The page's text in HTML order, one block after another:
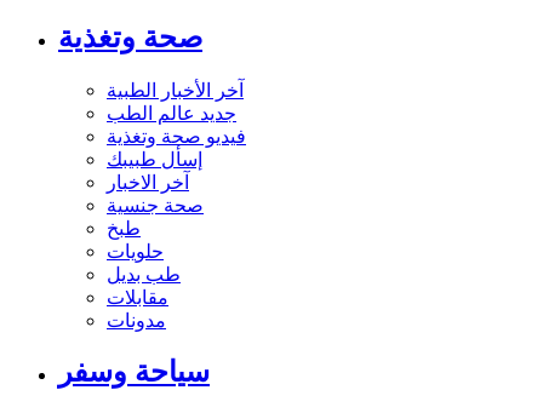
صحة وتغذية
آخر الأخبار الطبية
جديد عالم الطب
فيديو صحة وتغذية
إسأل طبيبك
آخر الاخبار
صحة جنسية
طبخ
حلويات
طب بديل
مقابلات
مدونات
سياحة وسفر